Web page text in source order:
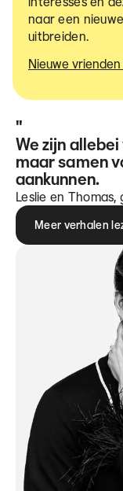
naar een
uitbreiden.
Nieuwe
"
We zijn
maar samen
aankunnen.
Leslie en
Meer verhalen